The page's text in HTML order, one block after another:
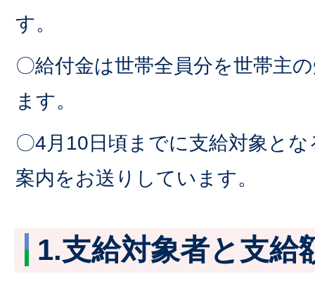
す。
〇給付金は世帯全員分を世帯主
ます。
〇4月10日頃までに支給対象と
案内をお送りしています。
1.支給対象者と支給